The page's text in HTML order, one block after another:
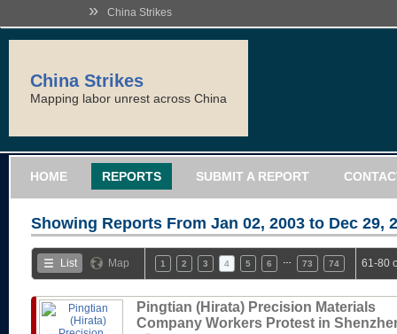
» China Strikes
China Strikes
Mapping labor unrest across China
HOME REPORTS SUBMIT A REPORT
Showing Reports From Jan 02, 2003 to Dec 29,
List Map 1 2 3 4 5 6 73 74 61-80
Pingtian (Hirata) Precision Materials
Company Workers Protest in